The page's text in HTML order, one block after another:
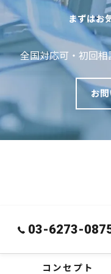
まずはお
全国対応可・初回
お
03-6273-
コンセプト